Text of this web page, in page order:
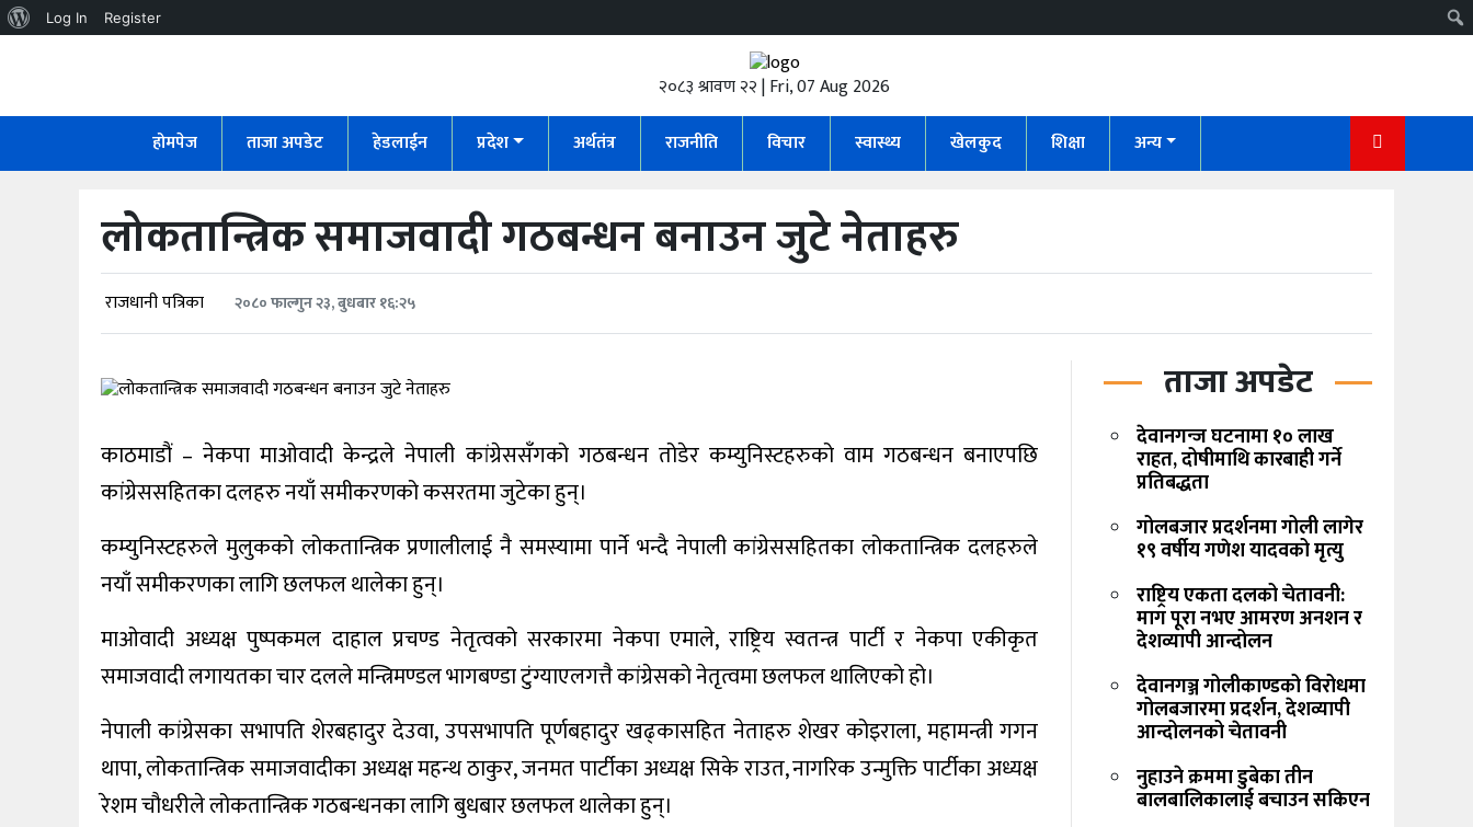
About
Log In Register
२०८३ श्रावण २२ | Fri, 07 Aug 2026
होमपेज
ताजा अपडेट हेडलाईन प्रदेश अर्थतंत्र राजनीति विचार स्वास्थ्य खेलकुद शिक्षा अन्य
लोकतान्त्रिक समाजवादी गठबन्धन बनाउन जुटे नेताहरु
राजधानी पत्रिका २०८० फाल्गुन २३, बुधबार १६:२५
काठमाडौं – नेकपा माओवादी केन्द्रले नेपाली कांग्रेससँगको गठबन्धन तोडेर कम्युनिस्टहरुको वाम गठबन्धन बनाएपछि
कांग्रेससहितका दलहरु नयाँ समीकरणको कसरतमा जुटेका हुन्।
कम्युनिस्टहरुले मुलुकको लोकतान्त्रिक प्रणालीलाई नै समस्यामा पार्ने भन्दै नेपाली कांग्रेससहितका लोकतान्त्रिक दलहरुले
नयाँ समीकरणका लागि छलफल थालेका हुन्।
माओवादी अध्यक्ष पुष्पकमल दाहाल प्रचण्ड नेतृत्वको सरकारमा नेकपा एमाले, राष्ट्रिय स्वतन्त्र पार्टी र नेकपा एकीकृत
समाजवादी लगायतका चार दलले मन्त्रिमण्डल भागबण्डा टुंग्याएलगत्तै कांग्रेसको नेतृत्वमा छलफल थालिएको हो।
नेपाली कांग्रेसका सभापति शेरबहादुर देउवा, उपसभापति पूर्णबहादुर खढ्कासहित नेताहरु शेखर कोइराला, महामन्त्री गगन
थापा, लोकतान्त्रिक समाजवादीका अध्यक्ष महन्थ ठाकुर, जनमत पार्टीका अध्यक्ष सिके राउत, नागरिक उन्मुक्ति पार्टीका अध्यक्ष
रेशम चौधरीले लोकतान्त्रिक गठबन्धनका लागि बुधबार छलफल थालेका हुन्।
ताजा अपडेट
देवानगन्ज घटनामा १० लाख
राहत, दोषीमाथि कारबाही गर्ने
प्रतिबद्धता
गोलबजार प्रदर्शनमा गोली लागेर
१९ वर्षीय गणेश यादवको मृत्यु
राष्ट्रिय एकता दलको चेतावनी:
माग पूरा नभए आमरण अनशन र
देशव्यापी आन्दोलन
देवानगञ्ज गोलीकाण्डको विरोधमा
गोलबजारमा प्रदर्शन, देशव्यापी
आन्दोलनको चेतावनी
नुहाउने क्रममा डुबेका तीन
बालबालिकालाई बचाउन सकिएन